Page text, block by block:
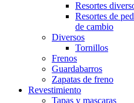
Resortes
Resortes de
de cambio
Diversos
Tornillos
Frenos
Guardabarros
Zapatas de freno
Revestimiento
Tapas y mascaras